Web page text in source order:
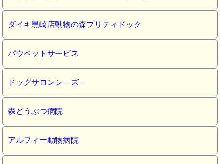
ダイキ黒崎店動物の森プリティドック
パウペットサービス
ドッグサロンシーズー
森どうぶつ病院
アルフィー動物病院